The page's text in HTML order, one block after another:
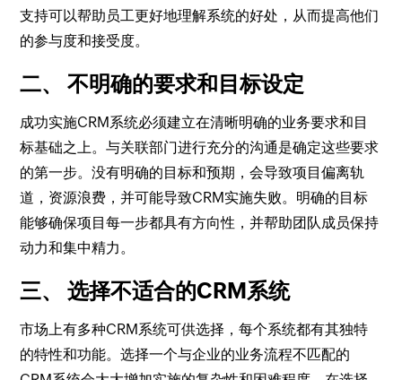
支持可以帮助员工更好地理解系统的好处，从而提高他们
的参与度和接受度。
二、 不明确的要求和目标设定
成功实施CRM系统必须建立在清晰明确的业务要求和目
标基础之上。与关联部门进行充分的沟通是确定这些要求
的第一步。没有明确的目标和预期，会导致项目偏离轨
道，资源浪费，并可能导致CRM实施失败。明确的目标
能够确保项目每一步都具有方向性，并帮助团队成员保持
动力和集中精力。
三、 选择不适合的CRM系统
市场上有多种CRM系统可供选择，每个系统都有其独特
的特性和功能。选择一个与企业的业务流程不匹配的